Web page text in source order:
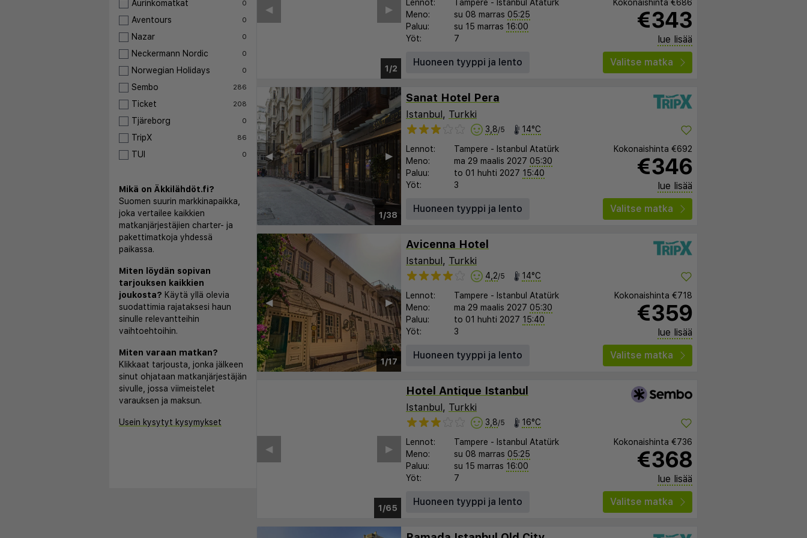
Aurinkomatkat 0
Aventours 0
Nazar 0
Neckermann Nordic 0
Norwegian Holidays 0
Sembo 286
Ticket 208
Tjäreborg 0
TripX 86
TUI 0
Mikä on Äkkilähdöt.fi?
Suomen suurin markkinapaikka,
joka vertailee kaikkien
matkanjärjestäjien charter- ja
pakettimatkoja yhdessä
paikassa.
Miten löydän sopivan
tarjouksen kaikkien
joukosta? Käytä yllä olevia
suodattimia rajataksesi haun
sinulle relevantteihin
vaihtoehtoihin.
Miten varaan matkan?
Klikkaat tarjousta, jonka jälkeen
sinut ohjataan matkanjärjestäjän
sivulle, jossa viimeistelet
varauksen ja maksun.
Usein kysytyt kysymykset
Lennot: Tampere - Istanbul Atatürk
Meno:
su 08 marras 05:25
Paluu:
su 15 marras 16:00
Yöt:
7
Kokonaishinta €686
€343
lue lisää
Huoneen tyyppi ja lento
Valitse matka
1/38
▶︎
◀︎
Sanat Hotel Pera
Istanbul, Turkki
3,8/5 14°C
Lennot: Tampere - Istanbul Atatürk
Meno:
ma 29 maalis 2027 05:30
Paluu:
to 01 huhti 2027 15:40
Yöt:
3
Kokonaishinta €692
€346
lue lisää
Huoneen tyyppi ja lento
Valitse matka
1/17
▶︎
◀︎
Avicenna Hotel
Istanbul, Turkki
4,2/5 14°C
Lennot: Tampere - Istanbul Atatürk
Meno:
ma 29 maalis 2027 05:30
Paluu:
to 01 huhti 2027 15:40
Yöt:
3
Kokonaishinta €718
€359
lue lisää
Huoneen tyyppi ja lento
Valitse matka
1/59
▶︎
◀︎
Hotel Antique Istanbul
Istanbul, Turkki
3,8/5 16°C
Lennot: Tampere - Istanbul Atatürk
Meno:
su 08 marras 05:25
Paluu:
su 15 marras 16:00
Yöt:
7
Kokonaishinta €736
€368
lue lisää
Huoneen tyyppi ja lento
Valitse matka